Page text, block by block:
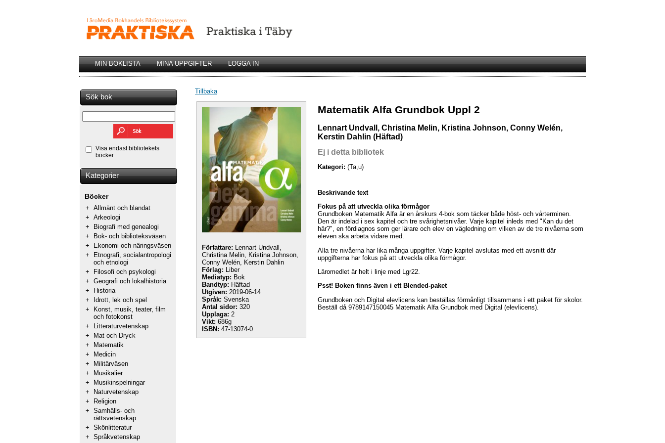
MIN BOKLISTA MINA UPPGIFTER LOGGA IN
Sök bok
Visa endast bibliotekets
böcker
Kategorier
Böcker
+ Allmänt och blandat
+ Arkeologi
+
Biografi med genealogi
+
Bok- och biblioteksväsen
+
Ekonomi och näringsväsen
+
Etnografi, socialantropologi
och etnologi
+
Filosofi och psykologi
+ Geografi och lokalhistoria
+
Historia
+
Idrott, lek och spel
+
Konst, musik, teater, film
och fotokonst
+
Litteraturvetenskap
+
Mat och Dryck
+
Matematik
+
Medicin
+
Militärväsen
+
Musikalier
+
Musikinspelningar
+
Naturvetenskap
+
Religion
+ Samhälls- och
rättsvetenskap
+ Skönlitteratur
+ Språkvetenskap
Tillbaka
Författare: Lennart Undvall,
Christina Melin, Kristina Johnson,
Conny Welén, Kerstin Dahlin
Förlag: Liber
Mediatyp: Bok
Bandtyp: Häftad
Utgiven: 2019-06-14
Språk: Svenska
Antal sidor: 320
Upplaga: 2
Vikt: 686g
ISBN: 47-13074-0
Matematik Alfa Grundbok Uppl 2
Lennart Undvall, Christina Melin, Kristina Johnson, Conny Welén,
Kerstin Dahlin (Häftad)
Ej i detta bibliotek
Kategori: (Ta,u)
Beskrivande text
Fokus på att utveckla olika förmågor
Grundboken Matematik Alfa är en årskurs 4-bok som täcker både höst- och vårterminen.
Den är indelad i sex kapitel och tre svårighetsnivåer. Varje kapitel inleds med "Kan du det
här?", en fördiagnos som ger lärare och elev en vägledning om vilken av de tre nivåerna som
eleven ska arbeta vidare med.
Alla tre nivåerna har lika många uppgifter. Varje kapitel avslutas med ett avsnitt där
uppgifterna har fokus på att utveckla olika förmågor.
Läromedlet är helt i linje med Lgr22.
Psst! Boken finns även i ett Blended-paket
Grundboken och Digital elevlicens kan beställas förmånligt tillsammans i ett paket för skolor.
Beställ då 9789147150045 Matematik Alfa Grundbok med Digital (elevlicens).